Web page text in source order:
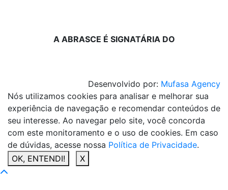
A ABRASCE É SIGNATÁRIA DO
Desenvolvido por: Mufasa Agency
Nós utilizamos cookies para analisar e melhorar sua
experiência de navegação e recomendar conteúdos de
seu interesse. Ao navegar pelo site, você concorda
com este monitoramento e o uso de cookies. Em caso
de dúvidas, acesse nossa Política de Privacidade.
OK, ENTENDI!
X